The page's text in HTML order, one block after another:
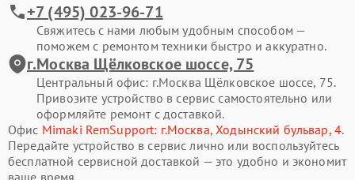
+7 (495) 023-96-71
Свяжитесь с нами любым удобным способом —
поможем с ремонтом техники быстро и аккуратно.
г.Москва Щёлковское шоссе, 75
Центральный офис: г.Москва Щёлковское шоссе, 75.
Привозите устройство в сервис самостоятельно или
оформляйте ремонт с доставкой.
Офис Mimaki RemSupport: г.Москва, Ходынский бульвар, 4.
Передайте устройство в сервис лично или воспользуйтесь
бесплатной сервисной доставкой — это удобно и экономит
ваше время.